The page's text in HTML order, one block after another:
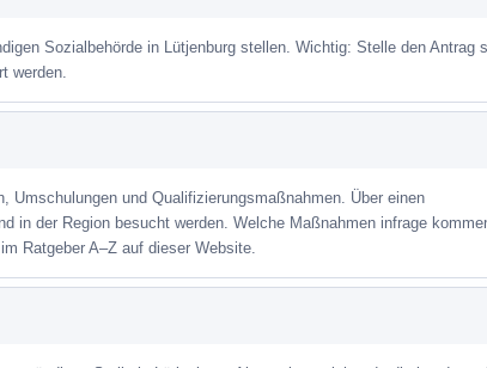
Sozialbehörde in Lütjenburg stellen. Wichtig: Stelle den Antrag
werden.
Umschulungen und Qualifizierungsmaßnahmen. Über einen
in der Region besucht werden. Welche Maßnahmen infrage
Ratgeber A–Z auf dieser Website.